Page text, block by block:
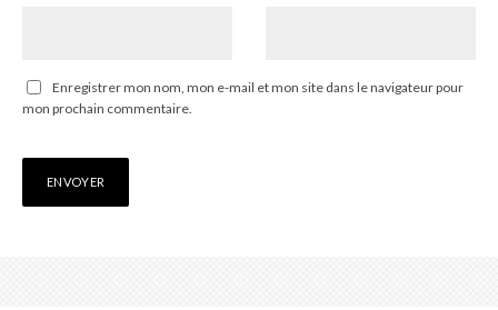
Enregistrer mon nom, mon e-mail et mon site dans le navigateur pour
mon prochain commentaire.